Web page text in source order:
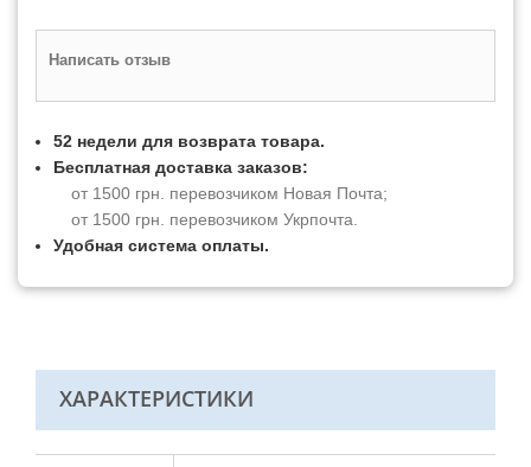
Написать отзыв
52 недели для возврата товара.
Бесплатная доставка заказов:
от 1500 грн. перевозчиком Новая Почта;
от 1500 грн. перевозчиком Укрпочта.
Удобная система оплаты.
ХАРАКТЕРИСТИКИ